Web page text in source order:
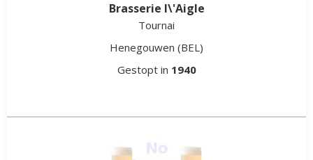
Brasserie l\'Aigle
Tournai
Henegouwen (BEL)
Gestopt in 1940